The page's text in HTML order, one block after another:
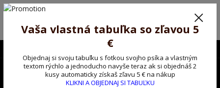
Poprosíme ctených zákazníkov o trpezlivosť, v tomto období máme
Preto sme Vám pripravili malý darček ako ospravedlnenie.
!!! ZĽAVA 5€ na PRVÚ objednávku nad 30€ s kódom pozorpes5 !!!
0,00 EUR
Vaša vlastná tabuľka so zľavou 5
€
Objednaj si svoju tabuľku s fotkou svojho psíka a vlastným
textom rýchlo a jednoducho navyše teraz ak si objednáš 2
kusy automaticky získaš zľavu 5 € na nákup
KLIKNI A OBJEDNAJ SI TABUĽKU